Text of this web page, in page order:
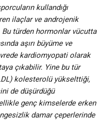
kullandığı
ilaçlar ve androjenik
türden hormonlar vücutta
aşırı büyüme ve
kardiomyopati olarak
çıkabilir. Yine bu tür
kolesterolü yükselttiği,
de düşürdüğü
genç kimselerde erken
damar çeperlerinde